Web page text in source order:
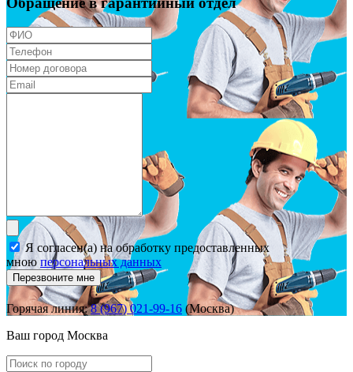
Я согласен(а) на обработку предоставленных
мною персональных данных
Перезвоните мне
Горячая линия:8 (967) 021-99-16 (Москва)
Ваш город Москва